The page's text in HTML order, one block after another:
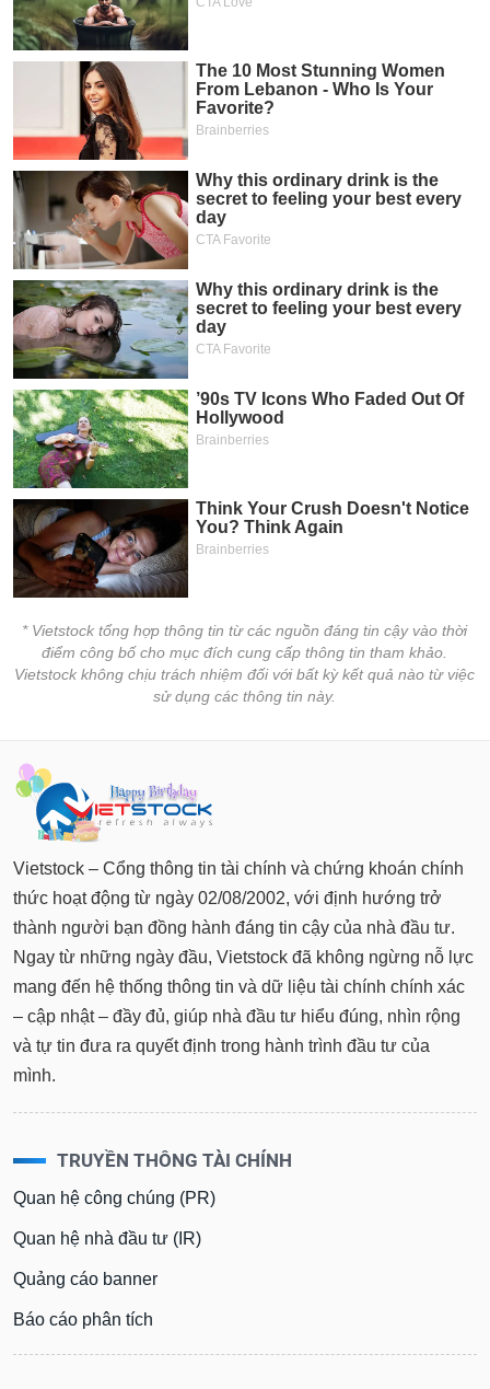
* Vietstock tổng hợp thông tin từ các nguồn đáng tin cậy vào thời
điểm công bố cho mục đích cung cấp thông tin tham khảo.
Vietstock không chịu trách nhiệm đối với bất kỳ kết quả nào từ việc
sử dụng các thông tin này.
Vietstock – Cổng thông tin tài chính và chứng khoán chính
thức hoạt động từ ngày 02/08/2002, với định hướng trở
thành người bạn đồng hành đáng tin cậy của nhà đầu tư.
Ngay từ những ngày đầu, Vietstock đã không ngừng nỗ lực
mang đến hệ thống thông tin và dữ liệu tài chính chính xác
– cập nhật – đầy đủ, giúp nhà đầu tư hiểu đúng, nhìn rộng
và tự tin đưa ra quyết định trong hành trình đầu tư của
mình.
TRUYỀN THÔNG TÀI CHÍNH
Quan hệ công chúng (PR)
Quan hệ nhà đầu tư (IR)
Quảng cáo banner
Báo cáo phân tích